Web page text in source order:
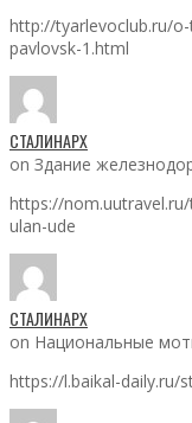
http://tyarlevoclub.ru/
pavlovsk-1.html
СТАЛИНАРХ
on Здание
https://
ulan-ude
СТАЛИНАРХ
on Национальные
https://l.baikal-daily.ru/